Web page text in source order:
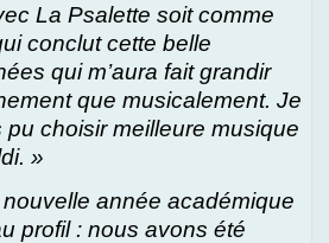
La Psalette soit comme
conclut cette belle
qui m’aura fait grandir
que musicalement. Je
pu choisir meilleure musique
»
nouvelle année académique
profil : nous avons été